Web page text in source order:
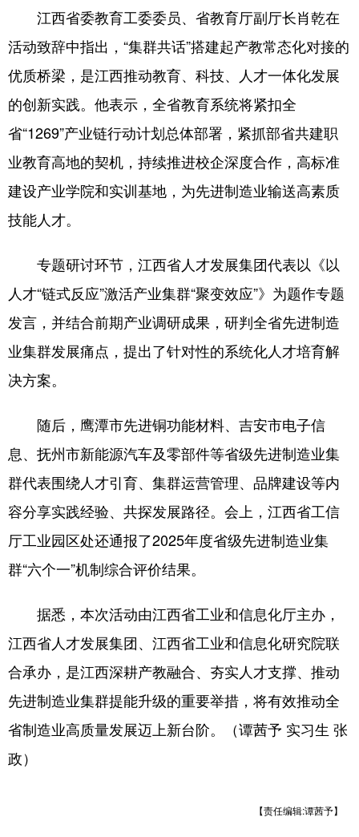
Русский язык 日本語 한국어
江西省委教育工委委员、省教育厅副厅长肖乾在
活动致辞中指出，“集群共话”搭建起产教常态化对接的
优质桥梁，是江西推动教育、科技、人才一体化发展
的创新实践。他表示，全省教育系统将紧扣全
省“1269”产业链行动计划总体部署，紧抓部省共建职
业教育高地的契机，持续推进校企深度合作，高标准
建设产业学院和实训基地，为先进制造业输送高素质
技能人才。
专题研讨环节，江西省人才发展集团代表以《以
人才“链式反应”激活产业集群“聚变效应”》为题作专题
发言，并结合前期产业调研成果，研判全省先进制造
业集群发展痛点，提出了针对性的系统化人才培育解
决方案。
随后，鹰潭市先进铜功能材料、吉安市电子信
息、抚州市新能源汽车及零部件等省级先进制造业集
群代表围绕人才引育、集群运营管理、品牌建设等内
容分享实践经验、共探发展路径。会上，江西省工信
厅工业园区处还通报了2025年度省级先进制造业集
群“六个一”机制综合评价结果。
据悉，本次活动由江西省工业和信息化厅主办，
江西省人才发展集团、江西省工业和信息化研究院联
合承办，是江西深耕产教融合、夯实人才支撑、推动
先进制造业集群提能升级的重要举措，将有效推动全
省制造业高质量发展迈上新台阶。（谭茜予 实习生 张
政）
【责任编辑:谭茜予】